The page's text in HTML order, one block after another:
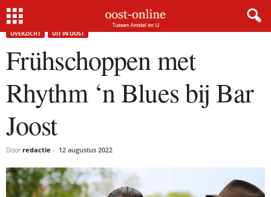
Home Frühschoppen met Rhythm ‘n Blues bij Bar Joost
OVERZICHT UIT IN OOST
Frühschoppen met
Rhythm ‘n Blues bij Bar
Joost
Door redactie - 12 augustus 2022